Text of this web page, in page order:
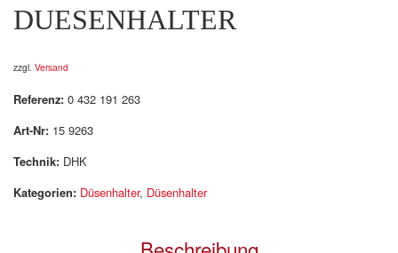
DUESENHALTER
zzgl. Versand
Referenz: 0 432 191 263
Art-Nr: 15 9263
Technik: DHK
Kategorien: Düsenhalter, Düsenhalter